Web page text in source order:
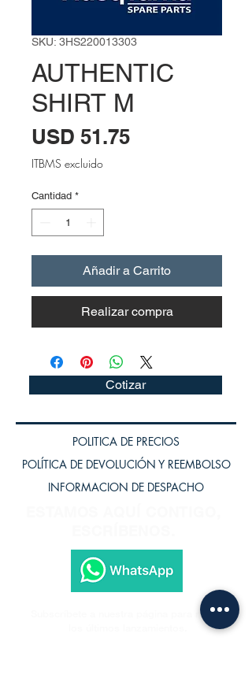
SKU: 3HS220013303
AUTHENTIC
SHIRT M
USD 51.75Precio
ITBMS excluido
Cantidad *
Añadir a Carrito
Realizar compra
Cotizar
POLITICA DE PRECIOS
POLÍTICA DE DEVOLUCIÓN Y REEMBOLSO
INFORMACION DE DESPACHO
Subscríbete a nuestra página para recibir